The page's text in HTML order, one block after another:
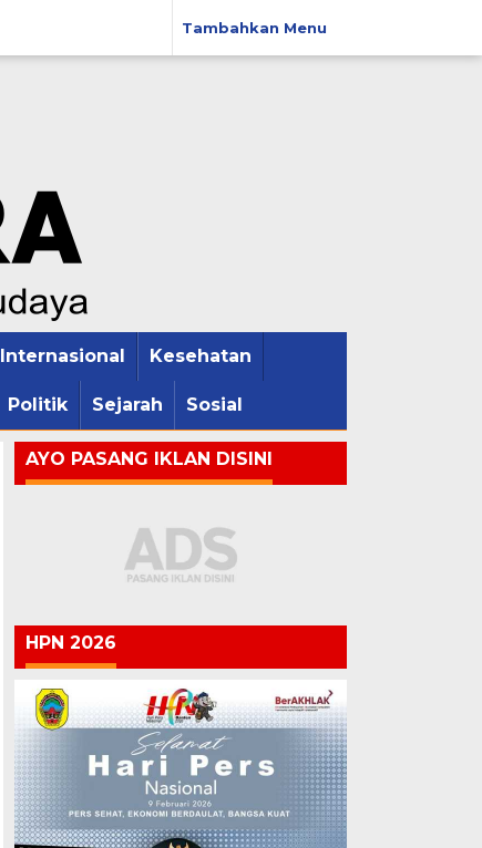
Tambahkan Menu
Internasional Kesehatan
Politik Sejarah Sosial
AYO PASANG IKLAN DISINI
HPN 2026